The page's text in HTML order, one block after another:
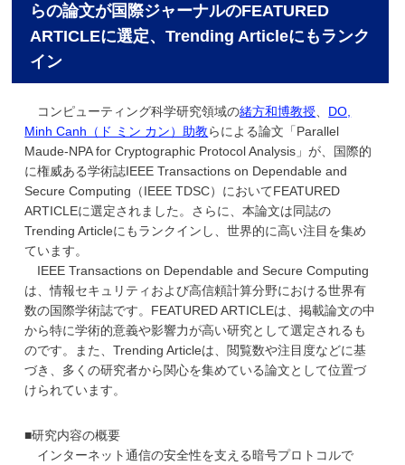
らの論文が国際ジャーナルのFEATURED
ARTICLEに選定、Trending Articleにもランク
イン
コンピューティング科学研究領域の緒方和博教授
DO,
Minh Canh（ド ミン カン）助教らによる論文「Parallel
Maude-NPA for Cryptographic Protocol Analysis」が、国際的
に権威ある学術誌IEEE Transactions on Dependable and
Secure Computing（IEEE TDSC）においてFEATURED
ARTICLEに選定されました。さらに、本論文は同誌の
Trending Articleにもランクインし、世界的に高い注目を集め
ています。
IEEE Transactions on Dependable and Secure Computing
は、情報セキュリティおよび高信頼計算分野における世界有
数の国際学術誌です。FEATURED ARTICLEは、掲載論文の中
から特に学術的意義や影響力が高い研究として選定されるも
のです。また、Trending Articleは、閲覧数や注目度などに基
づき、多くの研究者から関心を集めている論文として位置づ
けられています。
■研究内容の概要
インターネット通信の安全性を支える暗号プロトコルで